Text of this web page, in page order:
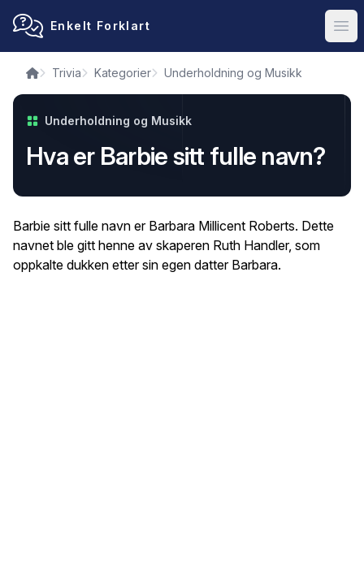
Enkelt Forklart
Trivia Kategorier Underholdning og Musikk
Underholdning og Musikk
Hva er Barbie sitt fulle navn?
Barbie sitt fulle navn er Barbara Millicent Roberts. Dette
navnet ble gitt henne av skaperen Ruth Handler, som
oppkalte dukken etter sin egen datter Barbara.